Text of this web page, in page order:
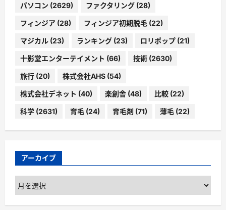
パソコン (2629) ファクタリング (28)
フィンジア (28) フィンジア初期脱毛 (22)
マジカル (23) ランキング (23) ロリポップ (21)
十影堂エンターテイメント (66) 技術 (2630)
旅行 (20) 株式会社AHS (54)
株式会社デネット (40) 楽創舎 (48) 比較 (22)
科学 (2631) 育毛 (24) 育毛剤 (71) 薄毛 (22)
アーカイブ
ア
ー
カ